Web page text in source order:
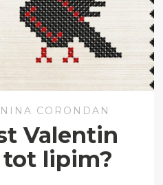
CORONDAN
Valentin
tot lipim?